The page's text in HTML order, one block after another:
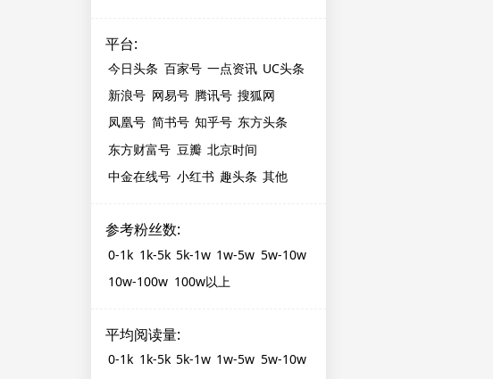
平台:
今日头条 百家号 一点资讯 UC头条
新浪号 网易号 腾讯号 搜狐网
凤凰号 简书号 知乎号 东方头条
东方财富号 豆瓣 北京时间
中金在线号 小红书 趣头条 其他
参考粉丝数:
0-1k 1k-5k 5k-1w 1w-5w 5w-10w
10w-100w 100w以上
平均阅读量:
0-1k 1k-5k 5k-1w 1w-5w 5w-10w